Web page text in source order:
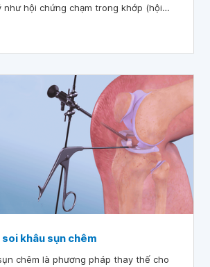
như hội chứng chạm trong khớp (hội
khâu sụn chêm
chêm là phương pháp thay thế cho